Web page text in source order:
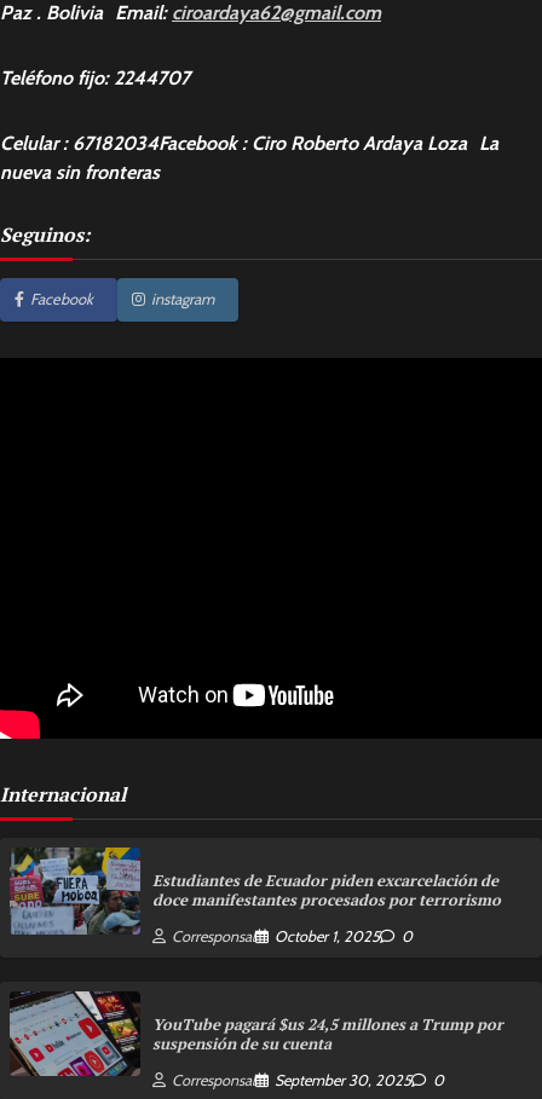
Paz . Bolivia Email: ciroardaya62@gmail.com
Teléfono fijo: 2244707
Celular : 67182034Facebook : Ciro Roberto Ardaya Loza La
nueva sin fronteras
Seguinos:
Facebook instagram
Internacional
Estudiantes de Ecuador piden excarcelación de
doce manifestantes procesados por terrorismo
Corresponsal October 1, 2025 0
YouTube pagará $us 24,5 millones a Trump por
suspensión de su cuenta
Corresponsal September 30, 2025 0